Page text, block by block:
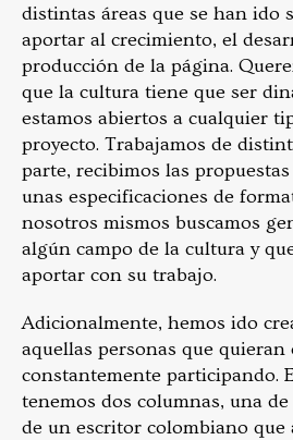
distintas áreas que se han ido
aportar al crecimiento, el
producción de la página.
que la cultura tiene que ser
estamos abiertos a cualquier
proyecto. Trabajamos de
parte, recibimos las
unas especificaciones de
nosotros mismos buscamos
algún campo de la cultura y
aportar con su trabajo.
Adicionalmente, hemos ido
aquellas personas que quieran
constantemente participando.
tenemos dos columnas, una
de un escritor colombiano que